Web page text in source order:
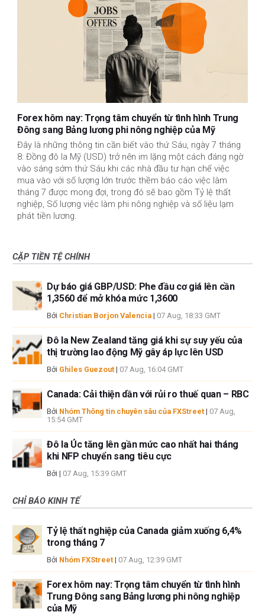
Forex hôm nay: Trọng tâm chuyển từ tình hình Trung
Đông sang Bảng lương phi nông nghiệp của Mỹ
Đây là những thông tin cần biết vào thứ Sáu, ngày 7 tháng
8: Đồng đô la Mỹ (USD) trở nên im lặng một cách đáng ngờ
vào sáng sớm thứ Sáu khi các nhà đầu tư hạn chế việc
mua vào với số lượng lớn trước thềm báo cáo việc làm
tháng 7 được mong đợi, trong đó sẽ bao gồm Tỷ lệ thất
nghiệp, Số lượng việc làm phi nông nghiệp và số liệu lạm
phát tiền lương.
CẶP TIỀN TỆ CHÍNH
Dự báo giá GBP/USD: Phe đầu cơ giá lên cần
1,3560 để mở khóa mức 1,3600
Bởi Christian Borjon Valencia | 07 Aug, 18:33 GMT
Đô la New Zealand tăng giá khi sự suy yếu của
thị trường lao động Mỹ gây áp lực lên USD
Bởi Ghiles Guezout | 07 Aug, 16:04 GMT
Canada: Cải thiện dần với rủi ro thuế quan – RBC
Bởi Nhóm Thông tin chuyên sâu của FXStreet | 07 Aug,
15:54 GMT
Đô la Úc tăng lên gần mức cao nhất hai tháng
khi NFP chuyển sang tiêu cực
Bởi | 07 Aug, 15:39 GMT
CHỈ BÁO KINH TẾ
Tỷ lệ thất nghiệp của Canada giảm xuống 6,4%
trong tháng 7
Bởi Nhóm FXStreet | 07 Aug, 12:39 GMT
Forex hôm nay: Trọng tâm chuyển từ tình hình
Trung Đông sang Bảng lương phi nông nghiệp
của Mỹ